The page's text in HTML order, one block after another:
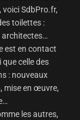
voici SdbPro.fr,
toilettes :
est en contact
celle des
: nouveaux
mise en œuvre,
les autres,